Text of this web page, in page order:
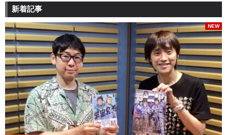
新着記事
NEW